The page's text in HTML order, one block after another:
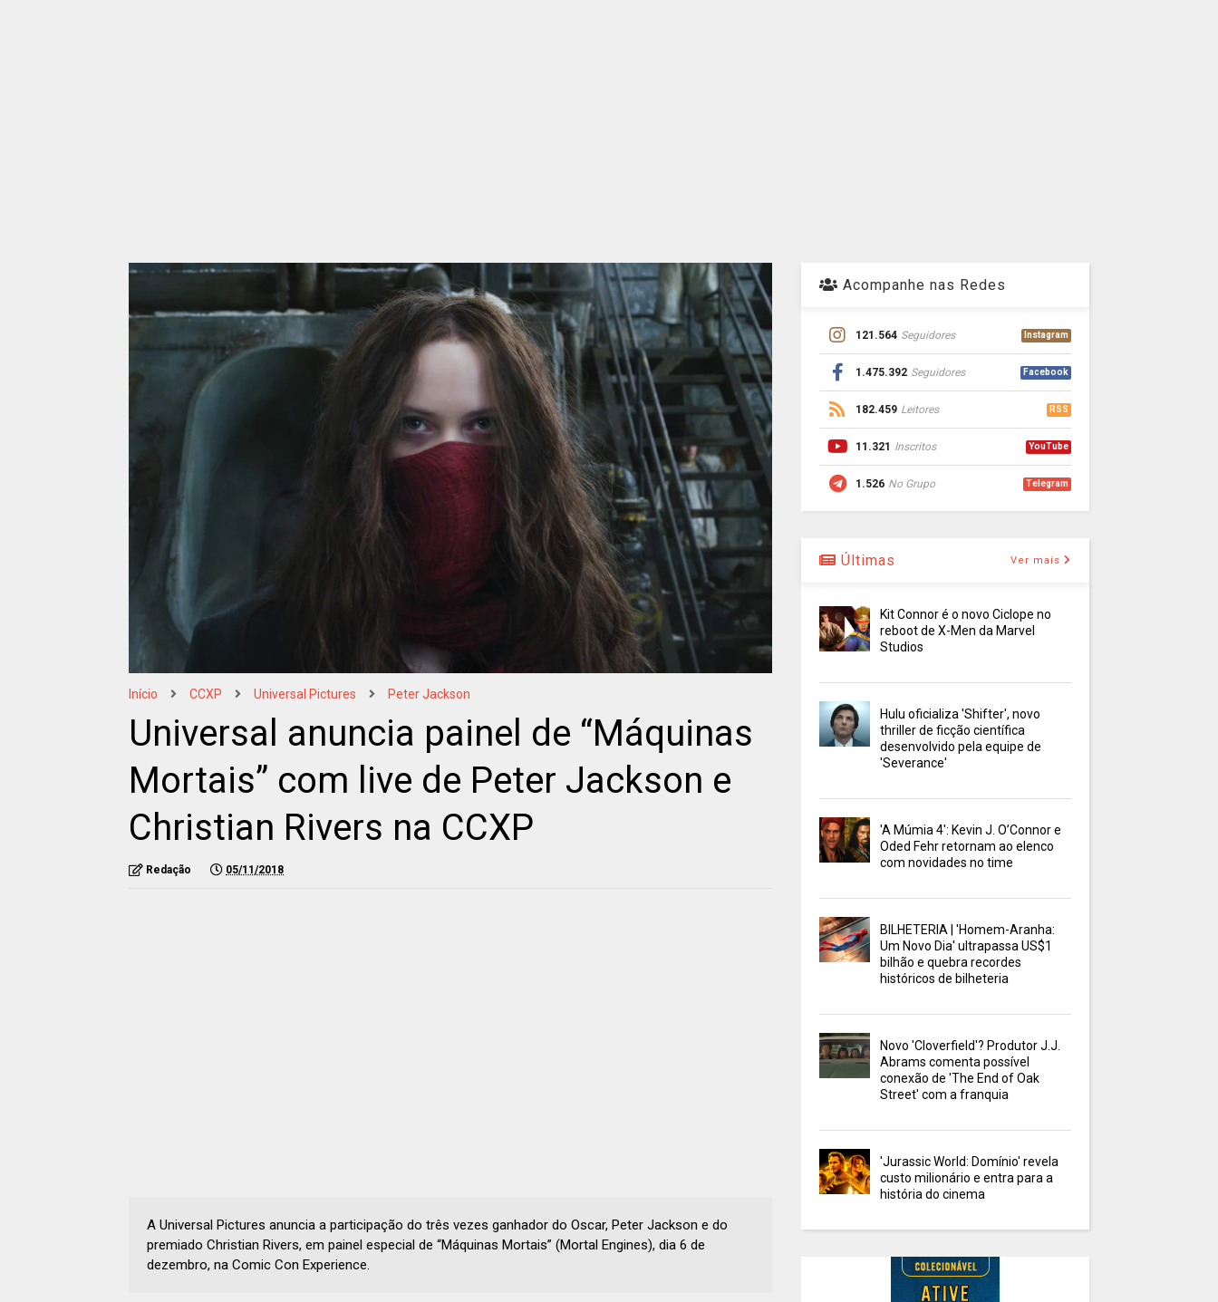
Início CCXP Universal Pictures Peter Jackson
Universal anuncia painel de “Máquinas
Mortais” com live de Peter Jackson e
Christian Rivers na CCXP
Redação 05/11/2018
A Universal Pictures anuncia a participação do três vezes ganhador do Oscar, Peter Jackson e do
premiado Christian Rivers, em painel especial de “Máquinas Mortais” (Mortal Engines), dia 6 de
dezembro, na Comic Con Experience.
Acompanhe nas Redes
121.564 Seguidores Instagram
1.475.392 Seguidores Facebook
182.459 Leitores RSS
11.321 Inscritos YouTube
1.526 No Grupo Telegram
Últimas Ver mais
Kit Connor é o novo Ciclope no
reboot de X-Men da Marvel
Studios
Hulu oficializa 'Shifter', novo
thriller de ficção científica
desenvolvido pela equipe de
'Severance'
'A Múmia 4': Kevin J. O’Connor e
Oded Fehr retornam ao elenco
com novidades no time
BILHETERIA | 'Homem-Aranha:
Um Novo Dia' ultrapassa US$1
bilhão e quebra recordes
históricos de bilheteria
Novo 'Cloverfield'? Produtor J.J.
Abrams comenta possível
conexão de 'The End of Oak
Street' com a franquia
'Jurassic World: Domínio' revela
custo milionário e entra para a
história do cinema